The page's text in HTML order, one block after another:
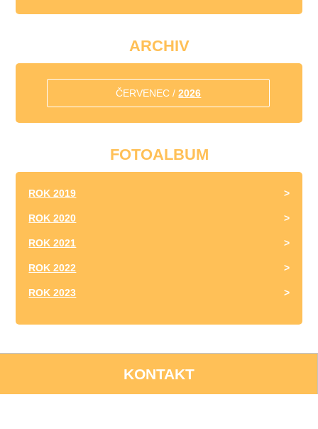
ARCHIV
ČERVENEC /2026
FOTOALBUM
ROK 2019
ROK 2020
ROK 2021
ROK 2022
ROK 2023
KONTAKT